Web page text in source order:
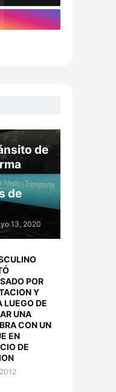
de
de
13, 2020
POR
Y
LUEGO DE
UNA
CON UN
EN
DE